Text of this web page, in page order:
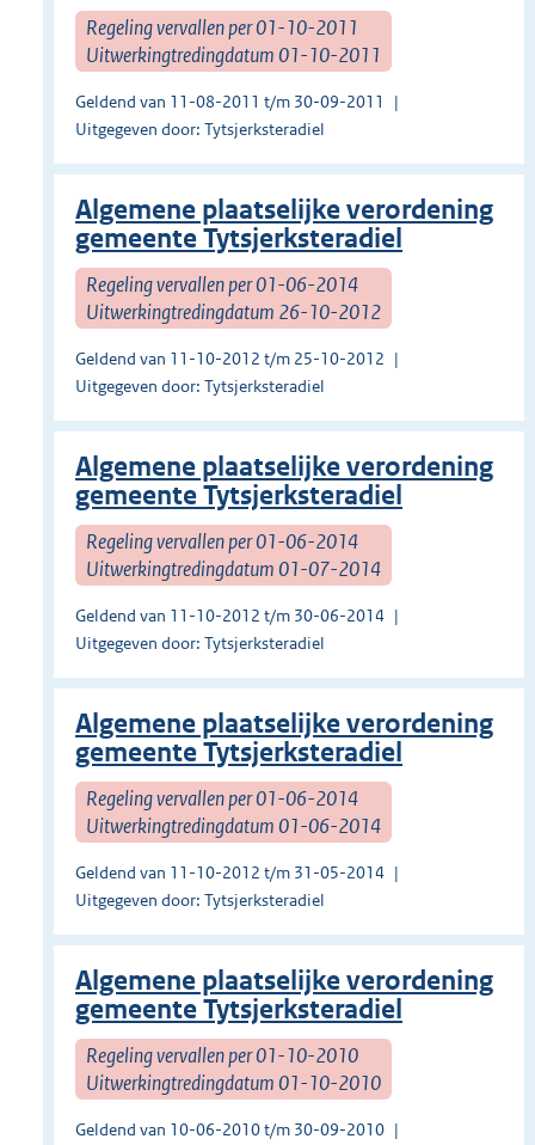
Regeling vervallen per 01-10-2011
Uitwerkingtredingdatum 01-10-2011
Geldend van 11-08-2011 t/m 30-09-2011
Uitgegeven door: Tytsjerksteradiel
Algemene plaatselijke verordening
gemeente Tytsjerksteradiel
Regeling vervallen per 01-06-2014
Uitwerkingtredingdatum 26-10-2012
Geldend van 11-10-2012 t/m 25-10-2012
Uitgegeven door: Tytsjerksteradiel
Algemene plaatselijke verordening
gemeente Tytsjerksteradiel
Regeling vervallen per 01-06-2014
Uitwerkingtredingdatum 01-07-2014
Geldend van 11-10-2012 t/m 30-06-2014
Uitgegeven door: Tytsjerksteradiel
Algemene plaatselijke verordening
gemeente Tytsjerksteradiel
Regeling vervallen per 01-06-2014
Uitwerkingtredingdatum 01-06-2014
Geldend van 11-10-2012 t/m 31-05-2014
Uitgegeven door: Tytsjerksteradiel
Algemene plaatselijke verordening
gemeente Tytsjerksteradiel
Regeling vervallen per 01-10-2010
Uitwerkingtredingdatum 01-10-2010
Geldend van 10-06-2010 t/m 30-09-2010